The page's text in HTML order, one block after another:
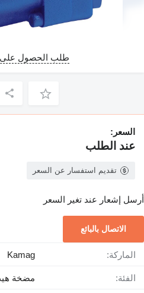
طلب الحصول على
السعر:
عند الطلب
تقديم استفسار عن السعر
أرسل إشعار عند تغير السعر
الاتصال بالبائع
الماركة: Kamag
الفئة: مضخة